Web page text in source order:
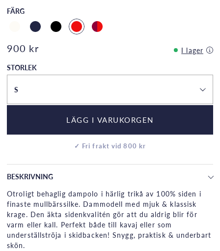
FÄRG
900 kr
I lager
STORLEK
S
LÄGG I VARUKORGEN
✓ Fri frakt vid 800 kr
BESKRIVNING
Otroligt behaglig dampolo i härlig trikå av 100% siden i
finaste mullbärssilke. Dammodell med mjuk & klassisk
krage. Den äkta sidenkvalitén gör att du aldrig blir för
varm eller kall. Perfekt både till kavaj eller som
underställströja i skidbacken! Snygg, praktisk & underbart
skön.